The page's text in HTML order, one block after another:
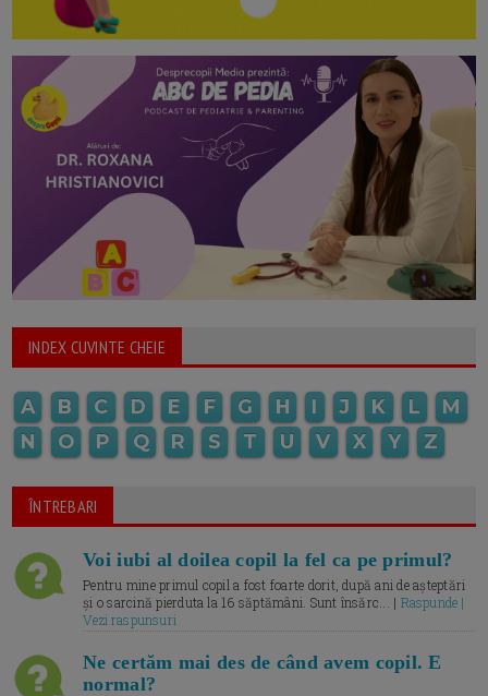
INDEX CUVINTE CHEIE
A B C D E F G H I J K L
M
N
O P Q R S T U V X Y Z
ÎNTREBARI
Voi iubi al doilea copil la fel ca pe primul?
Pentru mine primul copil a fost foarte dorit, după ani de așteptări
și o sarcină pierduta la 16 săptămâni. Sunt însărc... | Raspunde |
Vezi raspunsuri
Ne certăm mai des de când avem copil. E
normal?